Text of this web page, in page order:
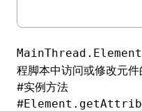
MainThread.Element
程脚本中访问或修改元件
#实例方法
#